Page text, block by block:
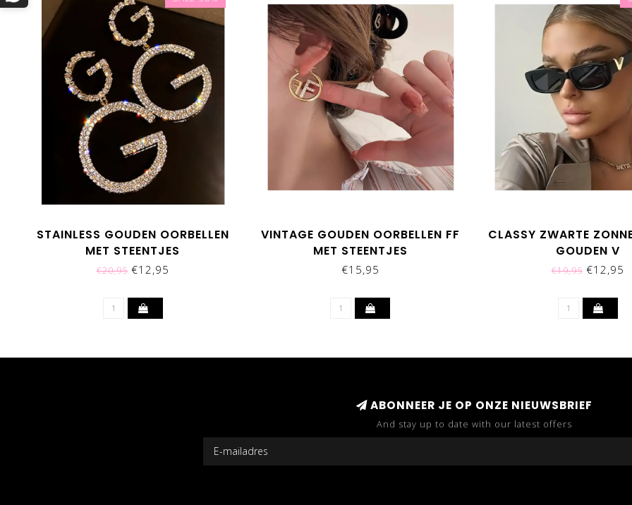
STAINLESS GOUDEN OORBELLEN
MET STEENTJES
€20,95€12,95
VINTAGE GOUDEN OORBELLEN FF
MET STEENTJES
€15,95
CLASSY ZWARTE
GOUDEN V
€19,95€12,95
ABONNEER JE OP ONZE NIEUWSBRIEF
And stay up to date with our latest offers